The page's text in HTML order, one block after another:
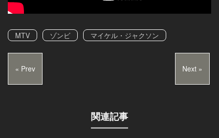
MTV ゾンビ マイケル・ジャクソン
« Prev Next »
関連記事